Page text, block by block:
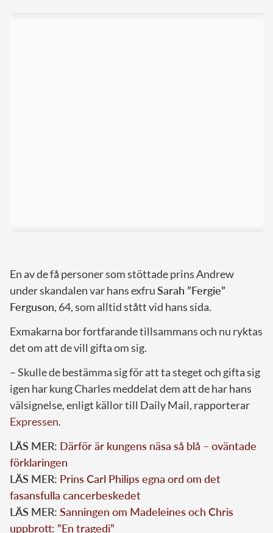
En av de få personer som stöttade prins Andrew
under skandalen var hans exfruSarah ”Fergie”
Ferguson, 64, som alltid stått vid hans sida.
Exmakarna bor fortfarande tillsammans och nu ryktas
det om att de vill gifta om sig.
– Skulle de bestämma sig för att ta steget och gifta sig
igen har kung Charles meddelat dem att de har hans
välsignelse, enligt källor till Daily Mail, rapporterar
Expressen.
LÄS MER: Därför är kungens näsa så blå – oväntade
förklaringen
LÄS MER: Prins Carl Philips egna ord om det
fasansfulla cancerbeskedet
LÄS MER: Sanningen om Madeleines och Chris
uppbrott: ”En tragedi”